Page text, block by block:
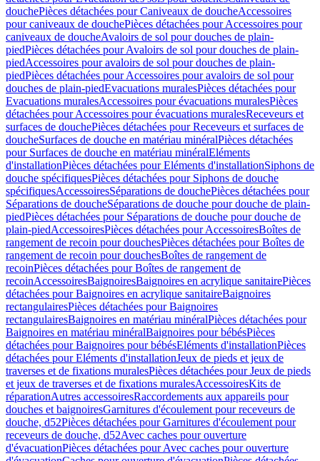
douchePièces détachées pour Caniveaux de doucheAccessoires
pour caniveaux de douchePièces détachées pour Accessoires pour
caniveaux de doucheAvaloirs de sol pour douches de plain-
piedPièces détachées pour Avaloirs de sol pour douches de plain-
piedAccessoires pour avaloirs de sol pour douches de plain-
piedPièces détachées pour Accessoires pour avaloirs de sol pour
douches de plain-piedEvacuations muralesPièces détachées pour
Evacuations muralesAccessoires pour évacuations muralesPièces
détachées pour Accessoires pour évacuations muralesReceveurs et
surfaces de douchePièces détachées pour Receveurs et surfaces de
doucheSurfaces de douche en matériau minéralPièces détachées
pour Surfaces de douche en matériau minéralEléments
d'installationPièces détachées pour Eléments d'installationSiphons de
douche spécifiquesPièces détachées pour Siphons de douche
spécifiquesAccessoiresSéparations de douchePièces détachées pour
Séparations de doucheSéparations de douche pour douche de plain-
piedPièces détachées pour Séparations de douche pour douche de
plain-piedAccessoiresPièces détachées pour AccessoiresBoîtes de
rangement de recoin pour douchesPièces détachées pour Boîtes de
rangement de recoin pour douchesBoîtes de rangement de
recoinPièces détachées pour Boîtes de rangement de
recoinAccessoiresBaignoiresBaignoires en acrylique sanitairePièces
détachées pour Baignoires en acrylique sanitaireBaignoires
rectangulairesPièces détachées pour Baignoires
rectangulairesBaignoires en matériau minéralPièces détachées pour
Baignoires en matériau minéralBaignoires pour bébésPièces
détachées pour Baignoires pour bébésEléments d'installationPièces
détachées pour Eléments d'installationJeux de pieds et jeux de
traverses et de fixations muralesPièces détachées pour Jeux de pieds
et jeux de traverses et de fixations muralesAccessoiresKits de
réparationAutres accessoiresRaccordements aux appareils pour
douches et baignoiresGarnitures d'écoulement pour receveurs de
douche, d52Pièces détachées pour Garnitures d'écoulement pour
receveurs de douche, d52Avec caches pour ouverture
d'évacuationPièces détachées pour Avec caches pour ouverture